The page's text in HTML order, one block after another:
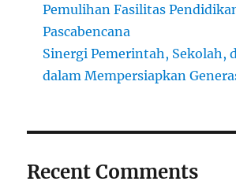
Pemulihan Fasilitas
Pascabencana
Sinergi Pemerintah, Sekolah,
dalam Mempersiapkan
Recent Comments